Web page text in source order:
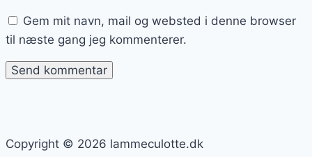
Gem mit navn, mail og websted i denne browser
til næste gang jeg kommenterer.
Copyright © 2026 lammeculotte.dk